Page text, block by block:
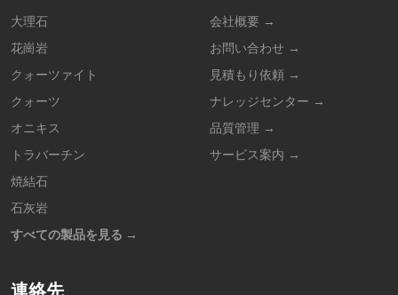
大理石
花崗岩
クォーツァイト
クォーツ
オニキス
トラバーチン
焼結石
石灰岩
すべての製品を見る →
会社概要 →
お問い合わせ →
見積もり依頼 →
ナレッジセンター →
品質管理 →
サービス案内 →
連絡先